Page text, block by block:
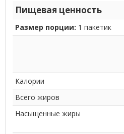
Пищевая ценность
Размер порции: 1 пакетик
Калории
Всего жиров
Насыщенные жиры